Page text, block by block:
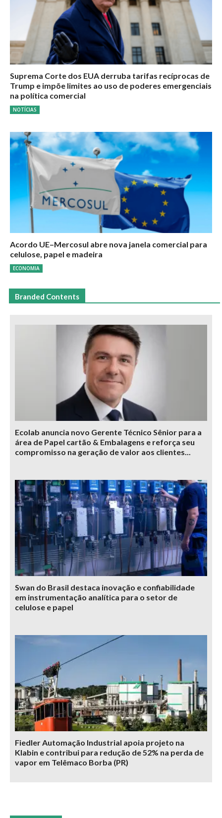
Suprema Corte dos EUA derruba tarifas recíprocas de
Trump e impõe limites ao uso de poderes emergenciais
na política comercial
NOTÍCIAS
Acordo UE–Mercosul abre nova janela comercial para
celulose, papel e madeira
ECONOMIA
Branded Contents
Ecolab anuncia novo Gerente Técnico Sênior para a
área de Papel cartão & Embalagens e reforça seu
compromisso na geração de valor aos clientes...
Swan do Brasil destaca inovação e confiabilidade
em instrumentação analítica para o setor de
celulose e papel
Fiedler Automação Industrial apoia projeto na
Klabin e contribui para redução de 52% na perda de
vapor em Telêmaco Borba (PR)